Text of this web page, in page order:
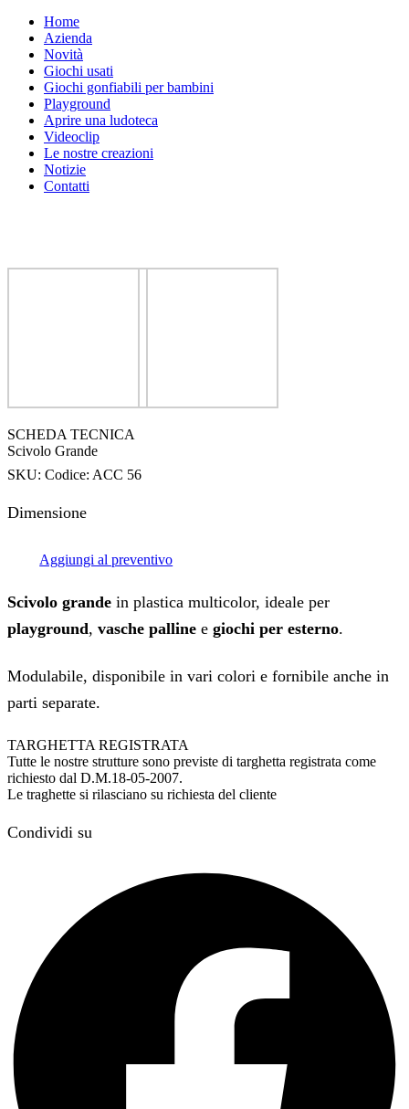
Home
Azienda
Novità
Giochi usati
Giochi gonfiabili per bambini
Playground
Aprire una ludoteca
Videoclip
Le nostre creazioni
Notizie
Contatti
SCHEDA TECNICA
Scivolo Grande
SKU: Codice: ACC 56
Dimensione
Aggiungi al preventivo
Scivolo grande in plastica multicolor, ideale per
playground, vasche palline e giochi per esterno.
Modulabile, disponibile in vari colori e fornibile anche in
parti separate.
TARGHETTA REGISTRATA
Tutte le nostre strutture sono previste di targhetta registrata come
richiesto dal D.M.18-05-2007.
Le traghette si rilasciano su richiesta del cliente
Condividi su